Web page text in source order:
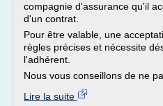
compagnie d'assurance qu'il
d'un contrat.
Pour être valable, une
règles précises et nécessite
l'adhérent.
Nous vous conseillons de ne
Lire la suite